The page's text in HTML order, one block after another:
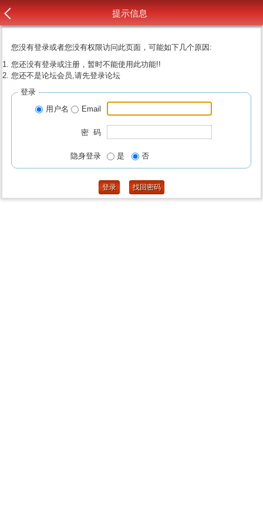
提示信息
您没有登录或者您没有权限访问此页面，可能如下几个原因:
您还没有登录或注册，暂时不能使用此功能!!
您还不是论坛会员,请先登录论坛
登录
用户名
Email
密 码
隐身登录 是 否